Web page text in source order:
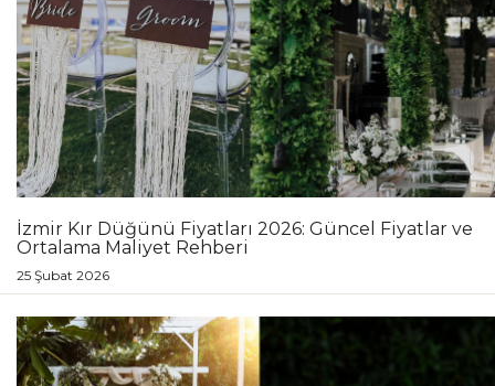
İzmir Kır Düğünü Fiyatları 2026: Güncel Fiyatlar ve
Ortalama Maliyet Rehberi
25 Şubat 2026